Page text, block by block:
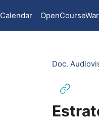
Calendar
Doc.